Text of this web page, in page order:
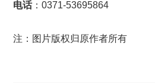
电话：0371-53695864
注：图片版权归原作者所有